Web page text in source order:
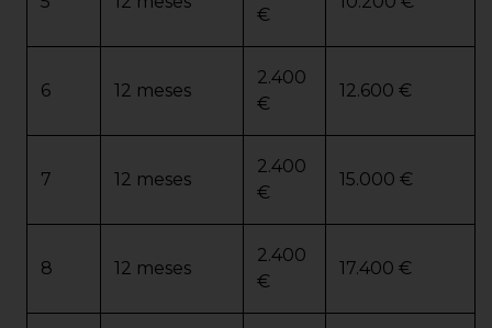
€
6 12 meses
2.400
€
12.600 €
7 12 meses
2.400
€
15.000 €
8 12 meses
2.400
€
17.400 €